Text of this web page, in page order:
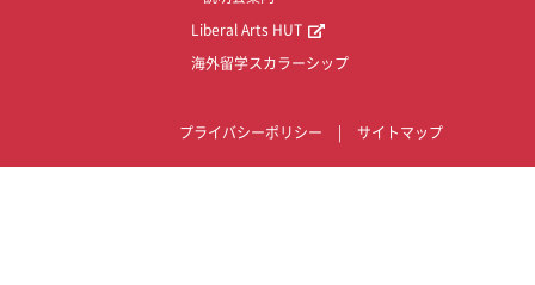
Liberal Arts HUT
海外留学スカラーシップ
プライバシーポリシー サイトマップ